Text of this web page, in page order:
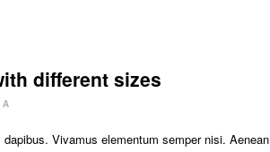
different sizes
A
Vivamus elementum semper nisi. Aenean